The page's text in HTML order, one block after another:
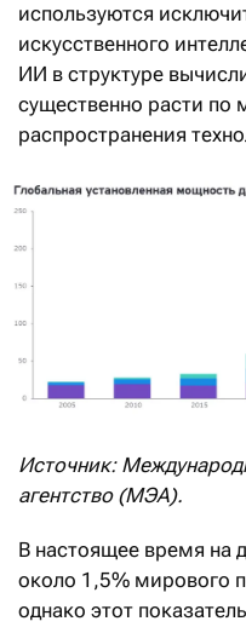
используются
искусственного
ИИ в структуре
существенно расти по
распространения
Источник:
агентство (МЭА).
В настоящее время на
около 1,5% мирового
однако этот